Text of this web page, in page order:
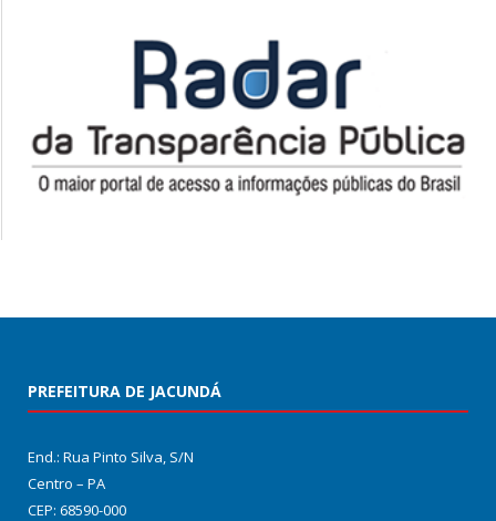
PREFEITURA DE JACUNDÁ
End.: Rua Pinto Silva, S/N
Centro – PA
CEP: 68590-000